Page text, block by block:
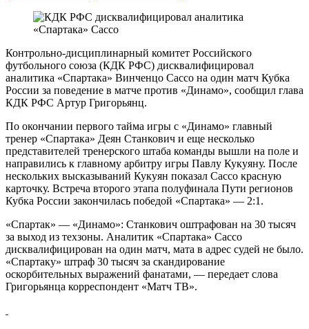
Контрольно‑дисциплинарный комитет Российского
футбольного союза (КДК РФС) дисквалифицировал
аналитика «Спартака» Винченцо Сассо на один матч Кубка
России за поведение в матче против «Динамо», сообщил глава
КДК РФС Артур Григорьянц.
По окончании первого тайма игры с «Динамо» главный
тренер «Спартака» Деян Станкович и еще несколько
представителей тренерского штаба команды вышли на поле и
направились к главному арбитру игры Павлу Кукуяну. После
нескольких высказываний Кукуян показал Сассо красную
карточку. Встреча второго этапа полуфинала Пути регионов
Кубка России закончилась победой «Спартака» — 2:1.
«Спартак» — «Динамо»: Станкович оштрафован на 30 тысяч
за выход из техзоны. Аналитик «Спартака» Сассо
дисквалифицирован на один матч, мата в адрес судей не было.
«Спартаку» штраф 30 тысяч за скандирование
оскорбительных выражений фанатами, — передает слова
Григорьянца корреспондент «Матч ТВ».